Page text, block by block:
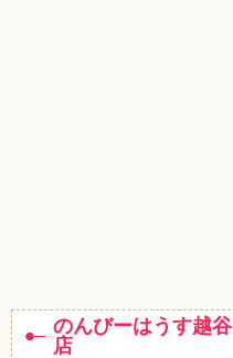
のんびーはうす越谷
店